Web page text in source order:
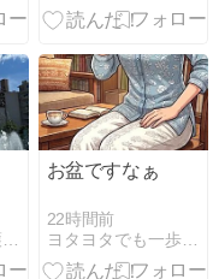
介護は天職！介護士が伝える日々を幸せに生きるためのヒント
お盆ですなぁ
22時間前
ヨタヨタでも一歩は一歩